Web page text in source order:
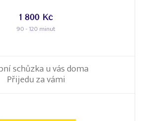
1 800 Kč
90 - 120 minut
schůzka u vás doma
Přijedu za vámi